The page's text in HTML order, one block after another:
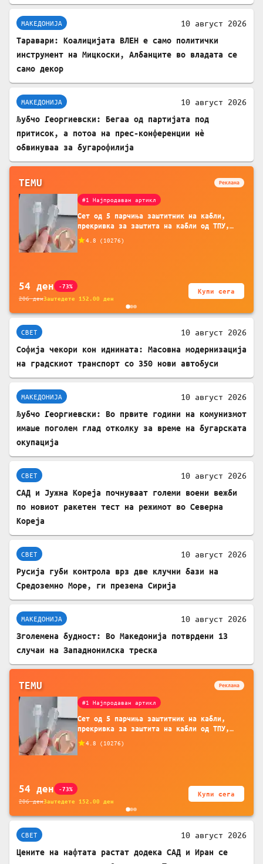
МАКЕДОНИЈА 10 август 2026
Таравари: Коалицијата ВЛЕН е само политички
инструмент на Мицкоски, Албанците во владата се
само декор
МАКЕДОНИЈА 10 август 2026
Љубчо Георгиевски: Бегаа од партијата под
притисок, а потоа на прес-конференции нè
обвинуваа за бугарофилија
TEMU Реклама
#1 Најпродаван артикл
Сет од 5 парчиња заштитник на кабли,
прекривка за заштита на кабли од ТПУ,
додатоци за заштита на кабли, без
батерија, за мобилни телефони, комплет
4.8 ( 10276)
54 ден -73%
206денЗаштедете 152.00 ден
Купи сега
СВЕТ 10 август 2026
Софија чекори кон иднината: Масовна модернизација
на градскиот транспорт со 350 нови автобуси
МАКЕДОНИЈА 10 август 2026
Љубчо Георгиевски: Во првите години на комунизмот
имаше поголем глад отколку за време на бугарската
окупација
СВЕТ 10 август 2026
САД и Јужна Кореја почнуваат големи воени вежби
по новиот ракетен тест на режимот во Северна
Кореја
СВЕТ 10 август 2026
Русија губи контрола врз две клучни бази на
Средоземно Море, ги презема Сирија
МАКЕДОНИЈА 10 август 2026
Зголемена будност: Во Македонија потврдени 13
случаи на Западнонилска треска
TEMU Реклама
#1 Најпродаван артикл
Сет од 5 парчиња заштитник на кабли,
прекривка за заштита на кабли од ТПУ,
додатоци за заштита на кабли, без
батерија, за мобилни телефони, комплет
4.8 ( 10276)
54 ден -73%
206денЗаштедете 152.00 ден
Купи сега
СВЕТ 10 август 2026
Цените на нафтата растат додека САД и Иран се